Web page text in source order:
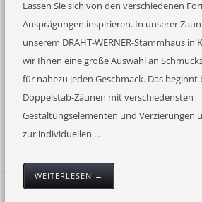
Lassen Sie sich von den verschiedenen
Ausprägungen inspirieren. In unserer
unserem DRAHT-WERNER-Stammhaus in
wir Ihnen eine große Auswahl an
für nahezu jeden Geschmack. Das beginnt
Doppelstab-Zäunen mit verschiedensten
Gestaltungselementen und Verzierungen
zur individuellen ...
WEITERLESEN →